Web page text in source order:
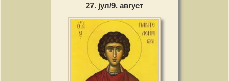
27. јул/9. август